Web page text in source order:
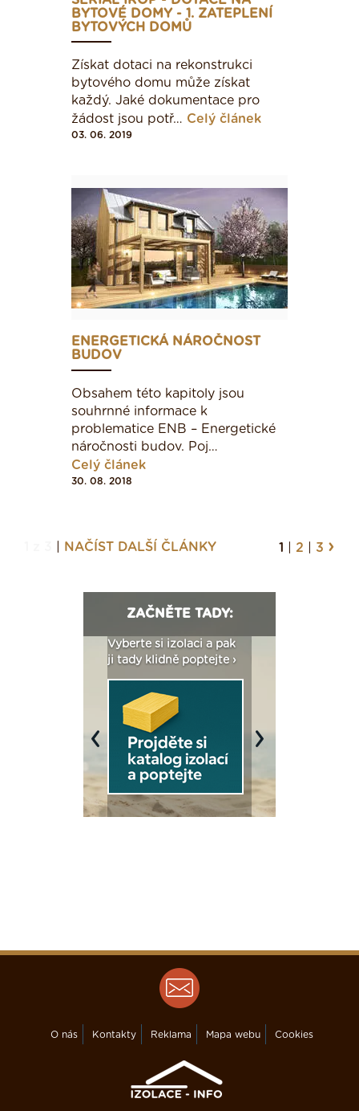
> 345
Nemocnice
109 - 210
211 - 310
416 - 520
521 - 625
> 625
Vzdělávací zařízení
< 47
47 - 89
90 - 130
131 - 174
175 - 220
Sportovní zařízení
< 53
53 - 102
BYTOVÉ DOMY - 1. ZATEPLENÍ
BYTOVÝCH DOMŮ
Získat dotaci na rekonstrukci
bytového domu může získat
každý. Jaké dokumentace pro
žádost jsou potř… Celý článek
03. 06. 2019
ENERGETICKÁ NÁROČNOST
BUDOV
Obsahem této kapitoly jsou
souhrnné informace k
problematice ENB – Energetické
náročnosti budov. Poj…
Celý článek
30. 08. 2018
NAČÍST DALŠÍ ČLÁNKY 1 2 3 ›
ZAČNĚTE TADY:
Vyberte si izolaci a pak
ji tady klidně poptejte ›
Previous Next
O nás Kontakty Reklama Mapa webu Cookies